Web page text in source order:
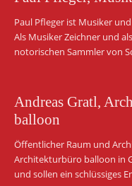
Paul Pfleger ist Musiker
Als Musiker Zeichner und
notorischen Sammler von
Andreas Gratl,
balloon
Öffentlicher Raum und
Architekturbüro balloon in
und sollen ein schlüssiges